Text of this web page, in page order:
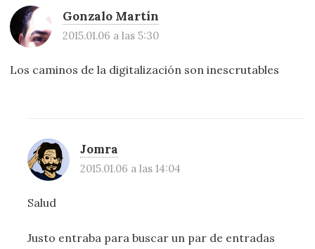
Gonzalo Martín
2015.01.06 a las 5:30
Los caminos de la digitalización son inescrutables
Jomra
2015.01.06 a las 14:04
Salud
Justo entraba para buscar un par de entradas